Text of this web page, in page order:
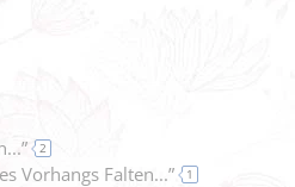
2
Vorhangs Falten...” 1